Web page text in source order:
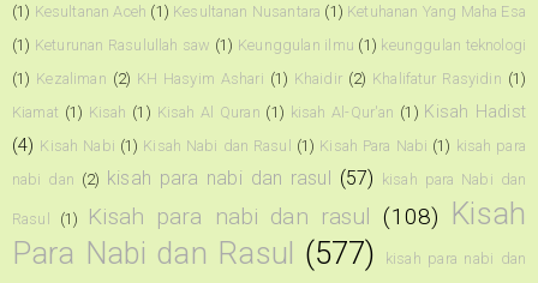
(1) Kesultanan Aceh (1) Kesultanan Nusantara (1) Ketuhanan Yang Maha Esa
(1) Keturunan Rasulullah saw (1) Keunggulan ilmu (1) keunggulan teknologi
(1) Kezaliman (2) KH Hasyim Ashari (1) Khaidir (2) Khalifatur Rasyidin (1)
Kiamat (1) Kisah (1) Kisah Al Quran (1) kisah Al-Qur'an (1) Kisah Hadist
(4) Kisah Nabi (1) Kisah Nabi dan Rasul (1) Kisah Para Nabi (1) kisah para
nabi dan (2) kisah para nabi dan rasul (57) kisah para Nabi dan
Rasul (1) Kisah para nabi dan rasul (108) Kisah
Para Nabi dan Rasul (577)
kisah para nabi dan